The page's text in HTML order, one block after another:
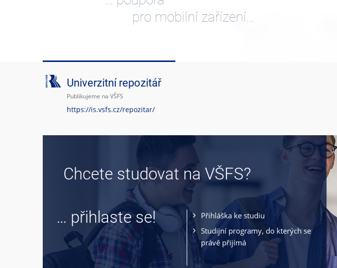
pro mobilní zařízení…
Univerzitní repozitář
Publikujeme na VŠFS
https://is.vsfs.cz/repozitar/
Chcete studovat na VŠFS?
… přihlaste se!
Přihláška ke studiu
Studijní programy, do kterých se
právě přijímá